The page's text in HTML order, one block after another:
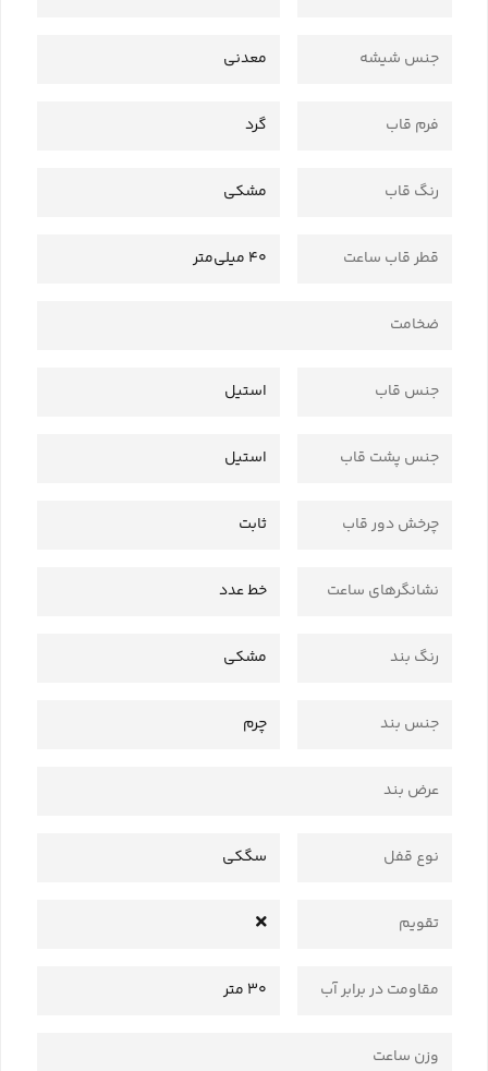
جنس شیشه معدنی
فرم قاب گرد
رنگ قاب مشکی
قطر قاب ساعت 40 میلی‌متر
ضخامت
جنس قاب استیل
جنس پشت قاب استیل
چرخش دور قاب ثابت
نشانگرهای ساعت خط عدد
رنگ بند مشکی
جنس بند چرم
عرض بند
نوع قفل سگکی
تقویم
مقاومت در برابر آب 30 متر
وزن ساعت